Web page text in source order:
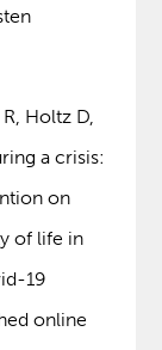
Holtz D,
a crisis:
on
of life in
19
online